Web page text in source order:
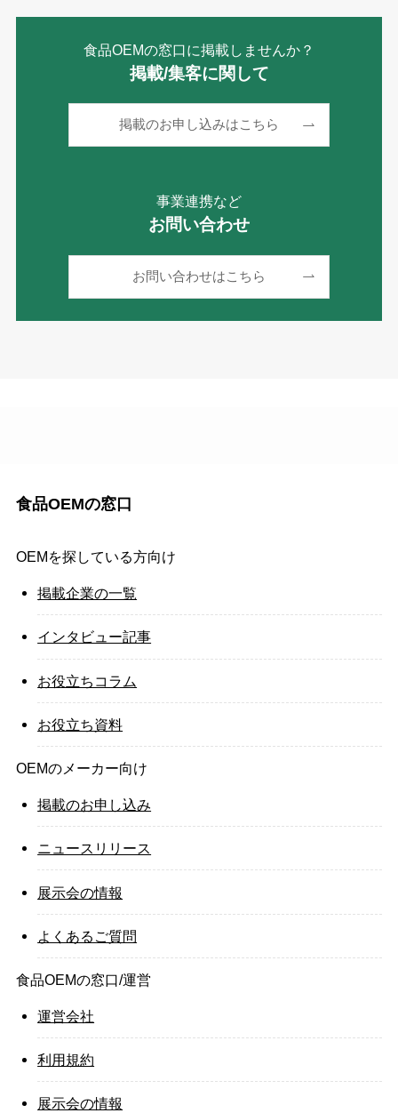
食品OEMの窓口に掲載しませんか？
掲載/集客に関して
掲載のお申し込みはこちら
事業連携など
お問い合わせ
お問い合わせはこちら
食品OEMの窓口
OEMを探している方向け
掲載企業の一覧
インタビュー記事
お役立ちコラム
お役立ち資料
OEMのメーカー向け
掲載のお申し込み
ニュースリリース
展示会の情報
よくあるご質問
食品OEMの窓口/運営
運営会社
利用規約
展示会の情報